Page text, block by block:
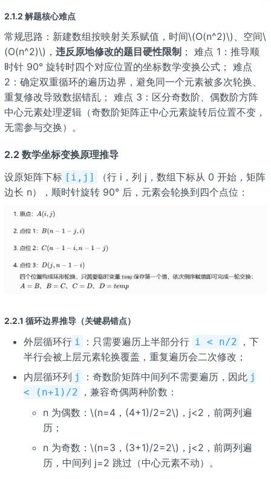
2.1.2 解题核心难点
常规思路：新建数组按映射关系赋值，时间\(O(n^2)\)、空间\
(O(n^2)\)， 违反原地修改的题目硬性限制 ； 难点 1：推导顺
时针 90° 旋转时四个对应位置的坐标数学变换公式； 难点
2：确定双重循环的遍历边界，避免同一个元素被多次轮换、
重复修改导致数据错乱； 难点 3：区分奇数阶、偶数阶方阵
中心元素处理逻辑（奇数阶矩阵正中心元素旋转后位置不变，
无需参与交换）。
2.2 数学坐标变换原理推导
设原矩阵下标 [i,j]
（行 i，列 j，数组下标从 0 开始，矩阵
边长 n），顺时针旋转 90° 后，元素会轮换到四个点位：
2.2.1 循环边界推导（关键易错点）
外层循环行 i ：只需要遍历上半部分行 i < n/2
，下
半行会被上层元素轮换覆盖，重复遍历会二次修改；
内层循环列 j ：奇数阶矩阵中间列不需要遍历，因此 j
< (n+1)/2
，兼容奇偶两种阶数：
n 为偶数：\(n=4，(4+1)/2=2\)，j<2，前两列遍
历；
n 为奇数：\(n=3，(3+1)/2=2\)，j<2，前两列遍
历，中间列 j=2 跳过（中心元素不动）。